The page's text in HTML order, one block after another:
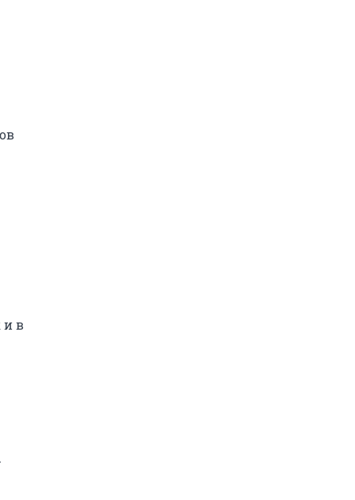
и в